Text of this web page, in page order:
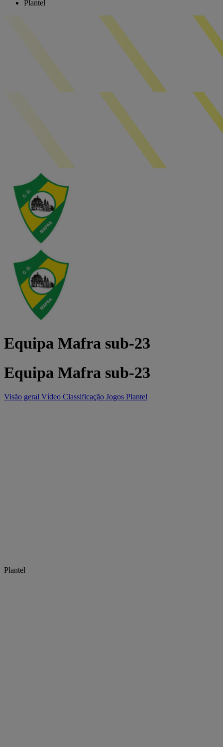
Plantel
Equipa Mafra sub-23
Equipa Mafra sub-23
Visão geral Vídeo Classificação Jogos Plantel
Plantel